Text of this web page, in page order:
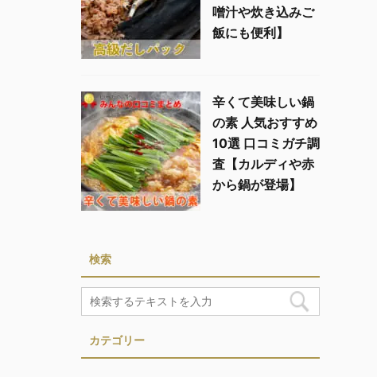
噌汁や炊き込みご
飯にも便利】
辛くて美味しい鍋
の素 人気おすすめ
10選 口コミガチ調
査【カルディや赤
から鍋が登場】
検索
カテゴリー